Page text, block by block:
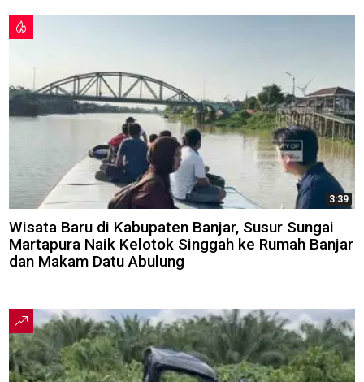
3:39
Wisata Baru di Kabupaten Banjar, Susur Sungai
Martapura Naik Kelotok Singgah ke Rumah Banjar
dan Makam Datu Abulung